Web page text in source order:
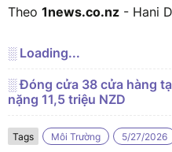
Theo 1news.co.nz - Hani
░ Loading...
░ Đóng cửa 38 cửa hàng
nặng 11,5 triệu NZD
Tags Môi Trường 5/27/2026